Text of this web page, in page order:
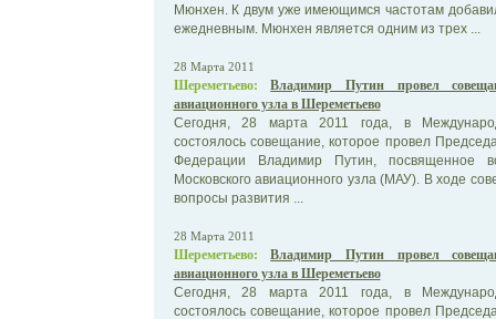
Мюнхен. К двум уже имеющимся частотам
ежедневным. Мюнхен является одним из трех ...
28 Марта 2011
Шереметьево:
Владимир Путин провел
авиационного узла в Шереметьево
Сегодня, 28 марта 2011 года, в
состоялось совещание, которое провел
Федерации Владимир Путин, посвященное
Московского авиационного узла (МАУ). В ходе
вопросы развития ...
28 Марта 2011
Шереметьево:
Владимир Путин провел
авиационного узла в Шереметьево
Сегодня, 28 марта 2011 года, в
состоялось совещание, которое провел